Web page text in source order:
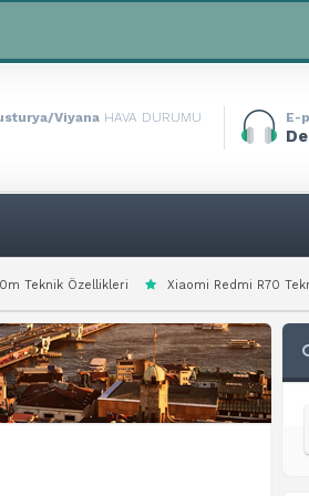
Viyana HAVA DURUMU E-
Xiaomi Redmi R70 Teknik Özellikleri